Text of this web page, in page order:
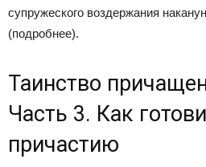
супружеского воздержания
(подробнее).
Таинство
Часть 3. Как
причастию